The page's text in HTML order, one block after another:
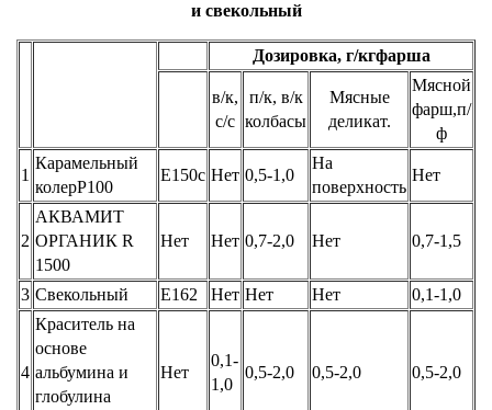
и свекольный
Дозировка, г/кгфарша
в/к,
с/с
п/к, в/к
колбасы
Мясные
деликат.
Мясной
фарш,п/
ф
1
Карамельный
колерР100
Е150с Нет 0,5-1,0
На
поверхность
Нет
2
АКВАМИТ
ОРГАНИК R
1500
Нет Нет 0,7-2,0 Нет 0,7-1,5
3 Свекольный Е162 Нет Нет Нет 0,1-1,0
4
Краситель на
основе
альбумина и
глобулина
Нет
0,1-
1,0
0,5-2,0 0,5-2,0 0,5-2,0